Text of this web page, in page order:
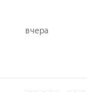
вчера